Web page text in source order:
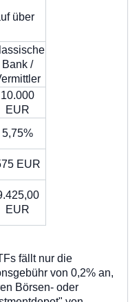
über
Bank /
10.000
EUR
5,75%
EUR
EUR
fällt nur die
von 0,2% an,
Börsen- oder